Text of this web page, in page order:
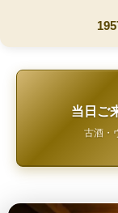
当日ご
古酒・